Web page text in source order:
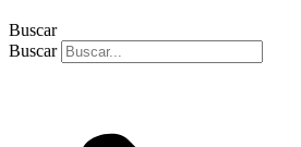
Buscar
Buscar